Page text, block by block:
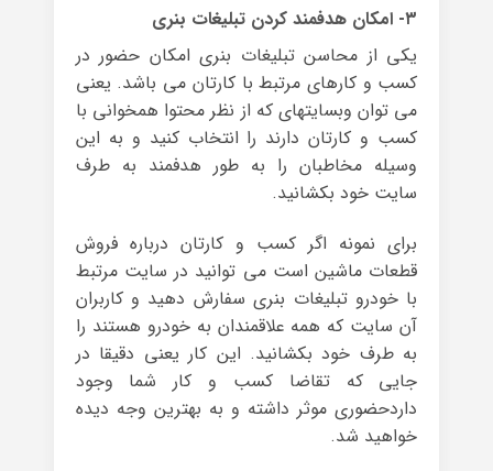
۳- امکان هدفمند کردن تبلیغات بنری
یکی از محاسن تبلیغات بنری امکان حضور در
کسب و کارهای مرتبط با کارتان می باشد. یعنی
می توان وبسایتهای که از نظر محتوا همخوانی با
کسب و کارتان دارند را انتخاب کنید و به این
وسیله مخاطبان را به طور هدفمند به طرف
سایت خود بکشانید.
برای نمونه اگر کسب و کارتان درباره فروش
قطعات ماشین است می توانید در سایت مرتبط
با خودرو تبلیغات بنری سفارش دهید و کاربران
آن سایت که همه علاقمندان به خودرو هستند را
به طرف خود بکشانید. این کار یعنی دقیقا در
جایی که تقاضا کسب و کار شما وجود
داردحضوری موثر داشته و به بهترین وجه دیده
خواهید شد.